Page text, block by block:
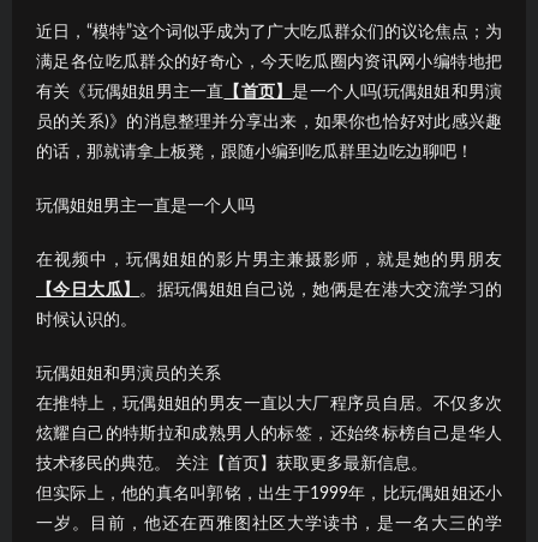
近日，“模特”这个词似乎成为了广大吃瓜群众们的议论焦点；为
满足各位吃瓜群众的好奇心，今天吃瓜圈内资讯网小编特地把
有关《玩偶姐姐男主一直
【首页】是一个人吗(玩偶姐姐和男演
员的关系)》的消息整理并分享出来，如果你也恰好对此感兴趣
的话，那就请拿上板凳，跟随小编到吃瓜群里边吃边聊吧！
玩偶姐姐男主一直是一个人吗
在视频中，玩偶姐姐的影片男主兼摄影师，就是她的男朋友
【今日大瓜】
。据玩偶姐姐自己说，她俩是在港大交流学习的
时候认识的。
玩偶姐姐和男演员的关系
在推特上，玩偶姐姐的男友一直以大厂程序员自居。不仅多次
炫耀自己的特斯拉和成熟男人的标签，还始终标榜自己是华人
技术移民的典范。 关注【首页】获取更多最新信息。
但实际上，他的真名叫郭铭，出生于1999年，比玩偶姐姐还小
一岁。目前，他还在西雅图社区大学读书，是一名大三的学